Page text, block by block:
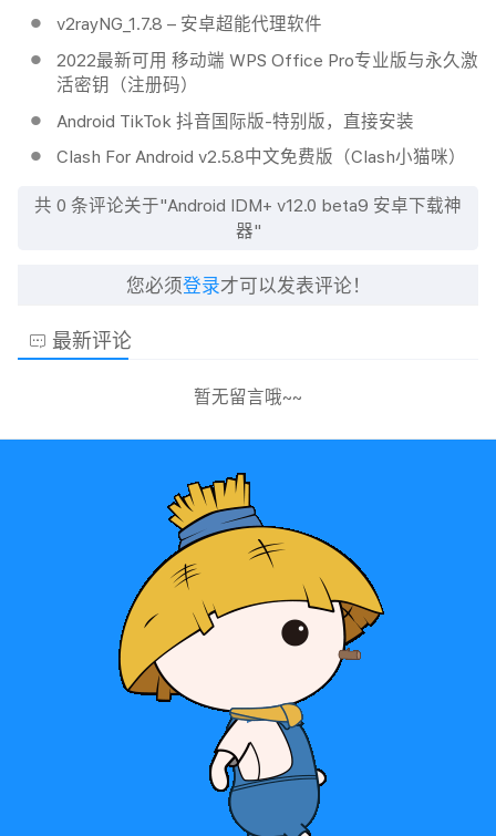
v2rayNG_1.7.8 – 安卓超能代理软件
2022最新可用 移动端 WPS Office Pro专业版与永久激
活密钥（注册码）
Android TikTok 抖音国际版-特别版，直接安装
Clash For Android v2.5.8中文免费版（Clash小猫咪）
共 0 条评论关于"Android IDM+ v12.0 beta9 安卓下载神
器"
您必须登录才可以发表评论！
最新评论
暂无留言哦~~